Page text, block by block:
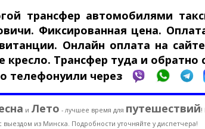
трансфер авто­моби­лями
Фикси­рован­ная цена.
Онлайн оплата на
кресло. Трансфер туда и обратно
телефонуили через
и Лето - лучшее время для путешествий!
выездом из Минска. Подробности уточняйте у диспетчера!